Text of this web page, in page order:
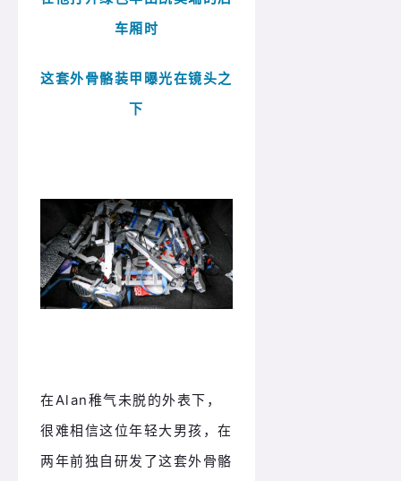
车厢时
这套外骨骼装甲曝光在镜头之
下
在Alan稚气未脱的外表下，
很难相信这位年轻大男孩，在
两年前独自研发了这套外骨骼